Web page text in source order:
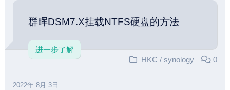
群晖DSM7.X挂载NTFS硬盘的方法
进一步了解
HKC / synology 0
2022年 8月 3日